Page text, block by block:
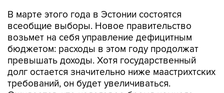
В марте этого года в Эстонии состоятся
всеобщие выборы. Новое правительство
возьмет на себя управление дефицитным
бюджетом: расходы в этом году продолжат
превышать доходы. Хотя государственный
долг остается значительно ниже маастрихтских
требований, он будет увеличиваться.